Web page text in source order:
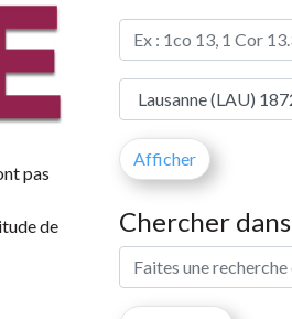
pas
de
Chercher